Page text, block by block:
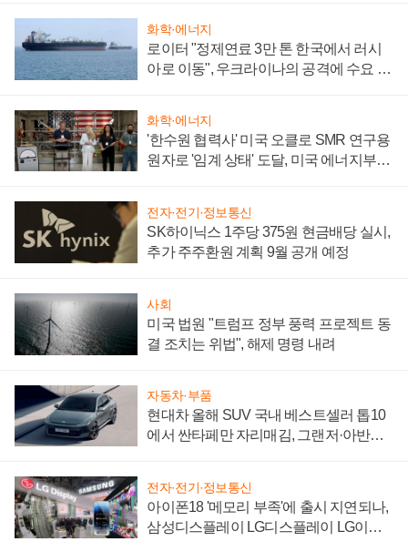
화학·에너지
로이터 "정제연료 3만 톤 한국에서 러시
아로 이동", 우크라이나의 공격에 수요 늘
화학·에너지
'한수원 협력사' 미국 오클로 SMR 연구용
원자로 '임계 상태' 도달, 미국 에너지부
전자·전기·정보통신
SK하이닉스 1주당 375원 현금배당 실시,
추가 주주환원 계획 9월 공개 예정
사회
미국 법원 "트럼프 정부 풍력 프로젝트 동
결 조치는 위법", 해제 명령 내려
자동차·부품
현대차 올해 SUV 국내 베스트셀러 톱10
에서 싼타페만 자리매김, 그랜저·아반떼
전자·전기·정보통신
아이폰18 '메모리 부족'에 출시 지연되나,
삼성디스플레이 LG디스플레이 LG이노